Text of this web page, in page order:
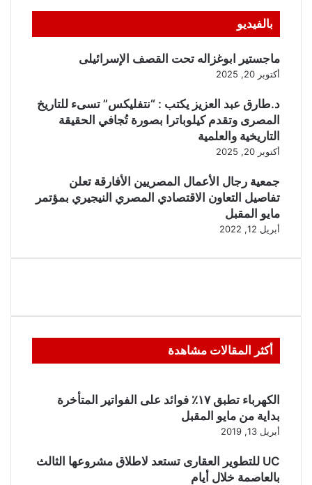
بالفيديو
ماجستير ابوغزاله تحت القصف الإسرائيلى
أكتوبر 20, 2025
د.طارق عبد العزيز يكتب : “نتفليكس” تسىء للتاريخ
المصرى وتقدم كيلوباترا بصورة تُجافي الحقيقة
التاريخية والعلمية
أكتوبر 20, 2025
جمعية رجال الأعمال المصريين الأفارقة تعلن
تفاصيل التعاون الاقتصادي المصري النيجيري بمؤتمر
مايو المقبل
أبريل 12, 2022
أكثر المقالات مشاهدة
الكهرباء تطبق ١٧٪ فوائد على الفواتير المتأخرة
بداية من مايو المقبل
أبريل 13, 2019
UC للتطوير العقارى تستعد لاطلاق مشروعها الثالث
بالعاصمة خلال أيام